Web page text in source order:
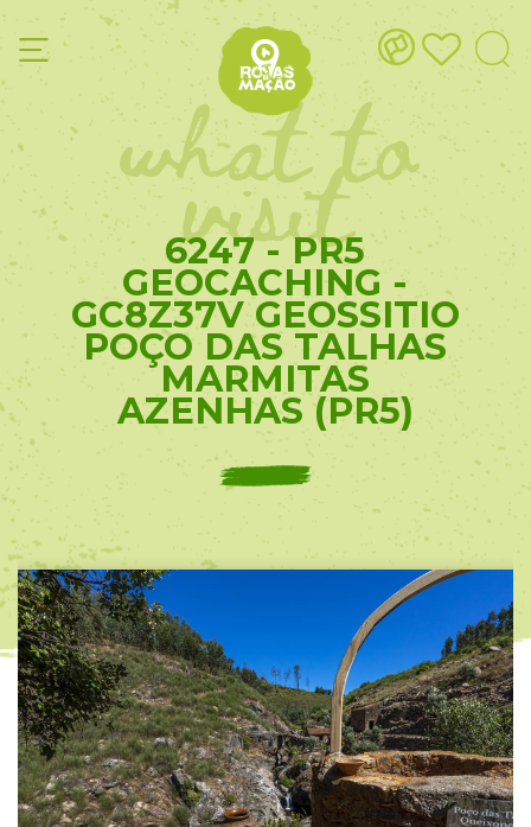
what to
visit
6247 - PR5
GEOCACHING -
GC8Z37V GEOSSITIO
POÇO DAS TALHAS
MARMITAS
AZENHAS (PR5)